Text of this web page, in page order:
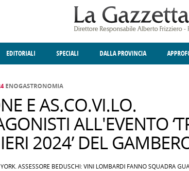
EDITORIALI SPECIALI DALLA PROVINCIA
ENOGASTRONOMIA
E AS.CO.VI.LO.
ALL'EVENTO
2024’ DEL
ASSESSORE BEDUSCHI: VINI LOMBARDI FANNO SQUADRA